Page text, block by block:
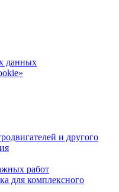
данных
и другого
работ
для комплексного